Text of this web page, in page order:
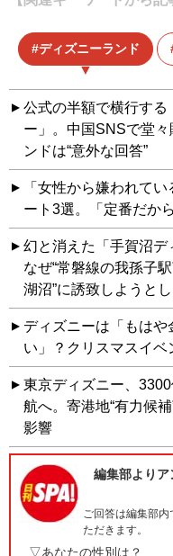
ディズニーランド
公式の半額で横行す
ー」。中国SNSで堂
ンドは“意外な回答”
「女性から嫌われて
ート3選。「定番だか
幻と消えた「手賀沼デ
なぜ“常磐線の我孫子
湖沼”に誘致しようと
ディズニーは「もはや
い」？クリスマスイ
東京ディズニー、
航へ。寄港地“有力候
影響